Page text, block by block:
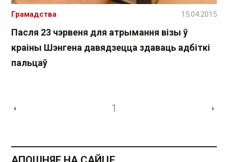
Пасля 23 чэрвеня для атрымання візы ў
краіны Шэнгена давядзецца здаваць адбіткі
пальцаў
Грамадства 15.04.2015
‹ 1 ›